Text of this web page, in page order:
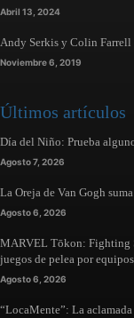
Abril 13, 2024
Andy Serkis y Colin Farrell
Noviembre 6, 2019
Últimos artículos
Día del Niño: Prueba
Agosto 7, 2026
La Oreja de Van Gogh
Agosto 6, 2026
MARVEL Tōkon: Fighting
juegos de pelea por
Agosto 6, 2026
“LocaMente”: La